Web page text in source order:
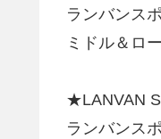
ランバンス
ミドル＆ロ
★LANVAN
ランバンス